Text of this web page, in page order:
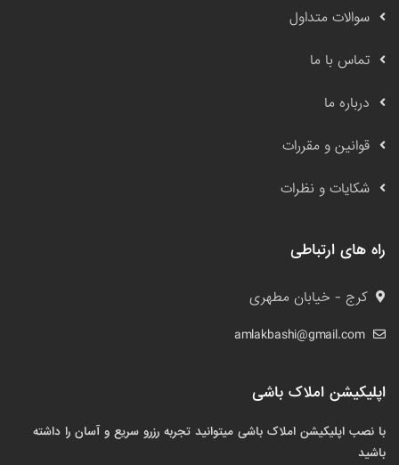
سوالات متداول
تماس با ما
درباره ما
قوانین و مقررات
شکایات و نظرات
راه های ارتباطی
کرج - خیابان مطهری
amlakbashi@gmail.com
اپلیکیشن املاک باشی
با نصب اپلیکیشن املاک باشی میتوانید تجربه رزرو سریع و آسان را داشته
باشید